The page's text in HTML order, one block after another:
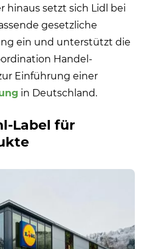
hinaus setzt sich Lidl bei
gesetzliche
ein und unterstützt die
Handel-
Einführung einer
in Deutschland.
Label für